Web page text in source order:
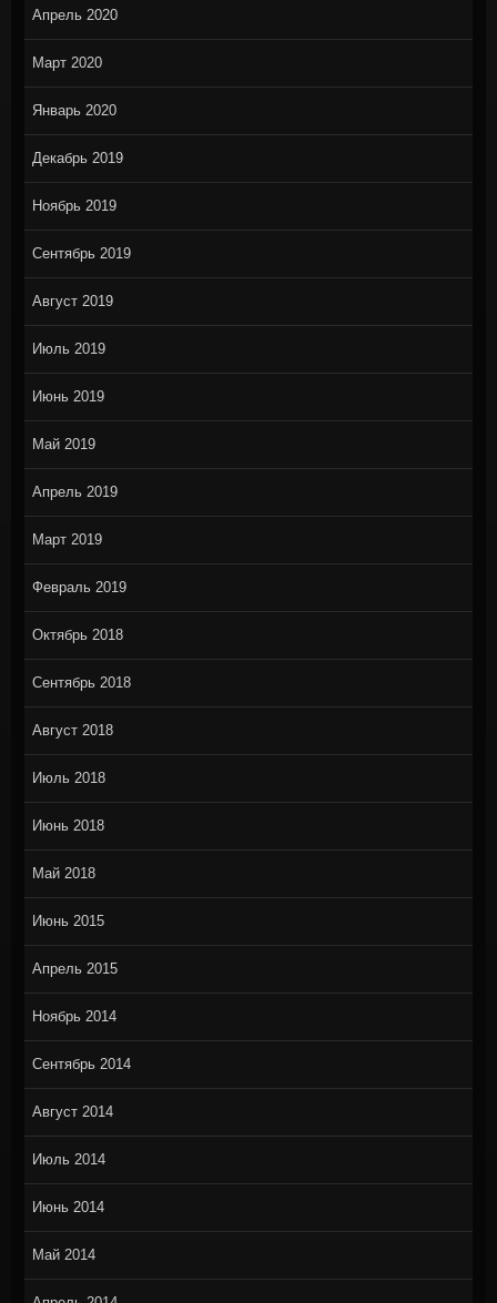
Апрель 2020
Март 2020
Январь 2020
Декабрь 2019
Ноябрь 2019
Сентябрь 2019
Август 2019
Июль 2019
Июнь 2019
Май 2019
Апрель 2019
Март 2019
Февраль 2019
Октябрь 2018
Сентябрь 2018
Август 2018
Июль 2018
Июнь 2018
Май 2018
Июнь 2015
Апрель 2015
Ноябрь 2014
Сентябрь 2014
Август 2014
Июль 2014
Июнь 2014
Май 2014